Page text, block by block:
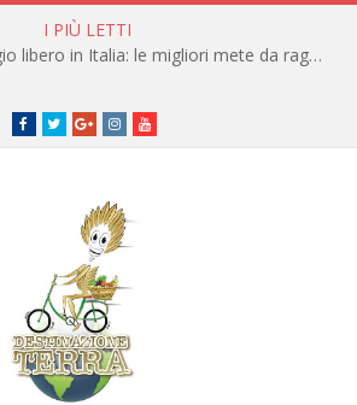
I PIÙ LETTI
Dove fare campeggio libero in Italia: le migliori mete da raggiungere in traghetto
Facebook
TwitterGoogle+instagramyoutube